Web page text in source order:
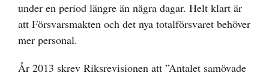
under en period längre än några dagar. Helt klart är
att Försvarsmakten och det nya totalförsvaret behöver
mer personal.
År 2013 skrev Riksrevisionen att ”Antalet samövade